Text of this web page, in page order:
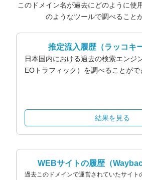
このドメイン名が過去にどのように使
のようなツールで調べること
推定流入履歴（ラッコキ
日本国内における過去の検索エンジ
EOトラフィック）を調べることがで
結果を見る
WEBサイトの履歴（
過去このドメインで運営されていたサイト